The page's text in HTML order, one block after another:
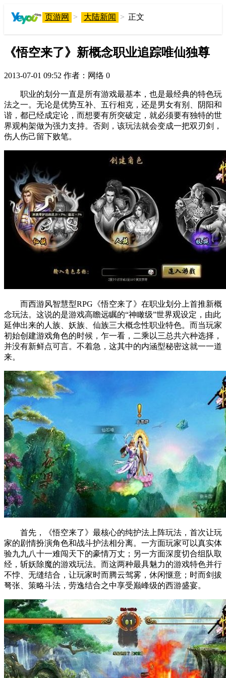
页游网 > 大陆新闻 > 正文
《悟空来了》新概念职业追踪唯仙独尊
2013-07-01 09:52 作者：网络 0
职业的划分一直是所有游戏最基本，也是最经典的特色玩
法之一。无论是优势互补、五行相克，还是男女有别、阴阳和
谐，都已经成定论，而想要有所突破定，就必须要有独特的世
界观构架做为强力支持。否则，该玩法就会变成一把双刃剑，
伤人伤己留下败笔。
而西游风智慧型RPG《悟空来了》在职业划分上首推新概
念玩法。这说的是游戏高瞻远瞩的“神瞰级”世界观设定，由此
延伸出来的人族、妖族、仙族三大概念性职业特色。而当玩家
初始创建游戏角色的时候，乍一看，二乘以三总共六种选择，
并没有新鲜点可言。不着急，这其中的内涵型秘密这就一一道
来。
首先，《悟空来了》最核心的纯护法上阵玩法，首次让玩
家的剧情扮演角色和战斗护法相分离。一方面玩家可以真实体
验九九八十一难闯天下的豪情万丈；另一方面深度切合组队取
经，斩妖除魔的游戏玩法。而这两种最具魅力的游戏特色并行
不悖、无缝结合，让玩家时而腾云驾雾，休闲惬意；时而剑拔
弩张、策略斗法，劳逸结合之中享受巅峰级的西游盛宴。